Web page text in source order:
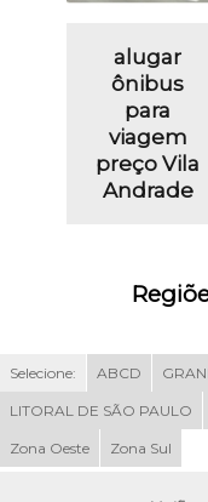
alugar
ônibus
para
viagem
preço Vila
Andrade
Selecione: ABCD
LITORAL DE SÃO PAULO
Zona Oeste Zona Sul